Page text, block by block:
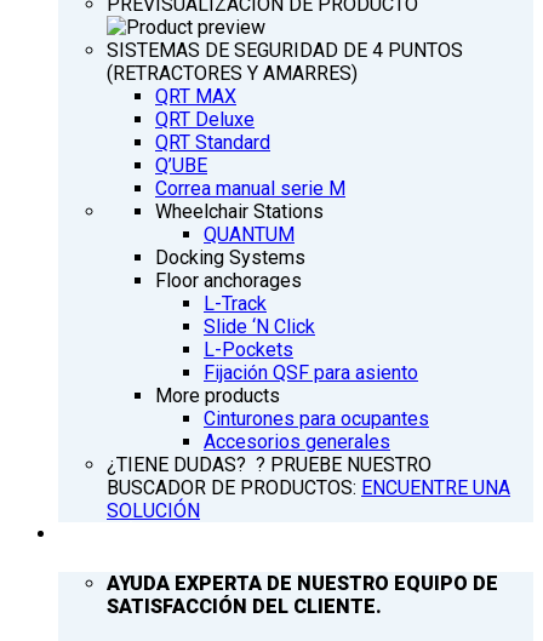
PREVISUALIZACIÓN DE PRODUCTO
SISTEMAS DE SEGURIDAD DE 4 PUNTOS
(RETRACTORES Y AMARRES)
QRT MAX
QRT Deluxe
QRT Standard
Q’UBE
Correa manual serie M
Wheelchair Stations
QUANTUM
Docking Systems
Floor anchorages
L-Track
Slide ‘N Click
L-Pockets
Fijación QSF para asiento
More products
Cinturones para ocupantes
Accesorios generales
¿TIENE DUDAS? ? PRUEBE NUESTRO
BUSCADOR DE PRODUCTOS: ENCUENTRE UNA
SOLUCIÓN
AYUDA EXPERTA DE NUESTRO EQUIPO DE
SATISFACCIÓN DEL CLIENTE.